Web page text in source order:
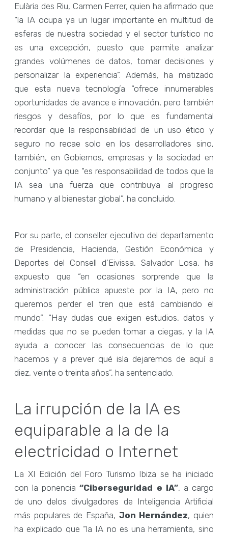
Eulària des Riu, Carmen Ferrer, quien ha afirmado que
“la IA ocupa ya un lugar importante en multitud de
esferas de nuestra sociedad y el sector turístico no
es una excepción, puesto que permite analizar
grandes volúmenes de datos, tomar decisiones y
personalizar la experiencia”. Además, ha matizado
que esta nueva tecnología “ofrece innumerables
oportunidades de avance e innovación, pero también
riesgos y desafíos, por lo que es fundamental
recordar que la responsabilidad de un uso ético y
seguro no recae solo en los desarrolladores sino,
también, en Gobiernos, empresas y la sociedad en
conjunto” ya que “es responsabilidad de todos que la
IA sea una fuerza que contribuya al progreso
humano y al bienestar global”, ha concluido.
Por su parte, el conseller ejecutivo del departamento
de Presidencia, Hacienda, Gestión Económica y
Deportes del Consell d’Eivissa, Salvador Losa, ha
expuesto que “en ocasiones sorprende que la
administración pública apueste por la IA, pero no
queremos perder el tren que está cambiando el
mundo”. “Hay dudas que exigen estudios, datos y
medidas que no se pueden tomar a ciegas, y la IA
ayuda a conocer las consecuencias de lo que
hacemos y a prever qué isla dejaremos de aquí a
diez, veinte o treinta años”, ha sentenciado.
La irrupción de la IA es
equiparable a la de la
electricidad o Internet
La XI Edición del Foro Turismo Ibiza se ha iniciado
con la ponencia“Ciberseguridad e IA”, a cargo
de uno delos divulgadores de Inteligencia Artificial
más populares de España, Jon Hernández, quien
ha explicado que “la IA no es una herramienta, sino